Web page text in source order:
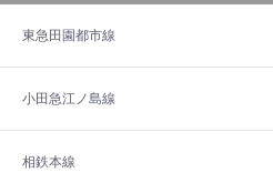
東急田園都市線
小田急江ノ島線
相鉄本線